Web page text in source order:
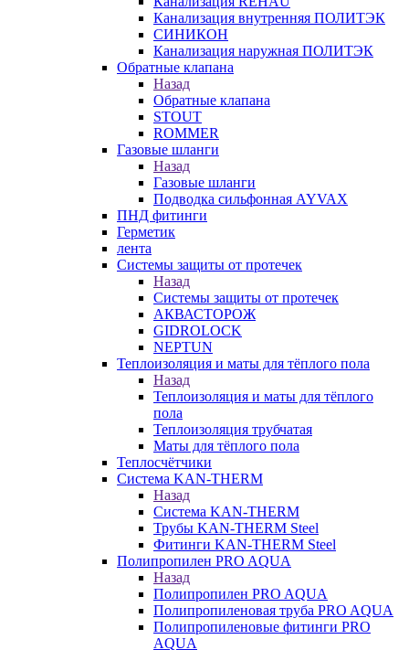
Канализация внутренняя ПОЛИТЭК
СИНИКОН
Канализация наружная ПОЛИТЭК
Обратные клапана
Назад
Обратные клапана
STOUT
ROMMER
Газовые шланги
Назад
Газовые шланги
Подводка сильфонная AYVAX
ПНД фитинги
Герметик
лента
Системы защиты от протечек
Назад
Системы защиты от протечек
АКВАСТОРОЖ
GIDROLOCK
NEPTUN
Теплоизоляция и маты для тёплого пола
Назад
Теплоизоляция и маты для тёплого
пола
Теплоизоляция трубчатая
Маты для тёплого пола
Теплосчётчики
Система KAN-THERM
Назад
Система KAN-THERM
Трубы KAN-THERM Steel
Фитинги KAN-THERM Steel
Полипропилен PRO AQUA
Назад
Полипропилен PRO AQUA
Полипропиленовая труба PRO AQUA
Полипропиленовые фитинги PRO
AQUA